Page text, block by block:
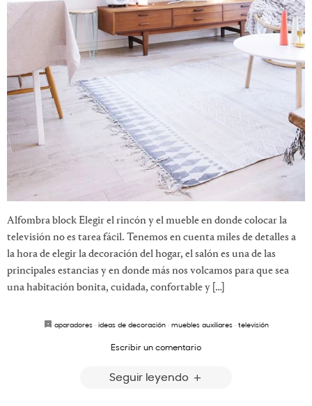
Alfombra block Elegir el rincón y el mueble en donde colocar la
televisión no es tarea fácil. Tenemos en cuenta miles de detalles a
la hora de elegir la decoración del hogar, el salón es una de las
principales estancias y en donde más nos volcamos para que sea
una habitación bonita, cuidada, confortable y […]
aparadores· ideas de decoración· muebles auxiliares· televisión
Escribir un comentario
Seguir leyendo